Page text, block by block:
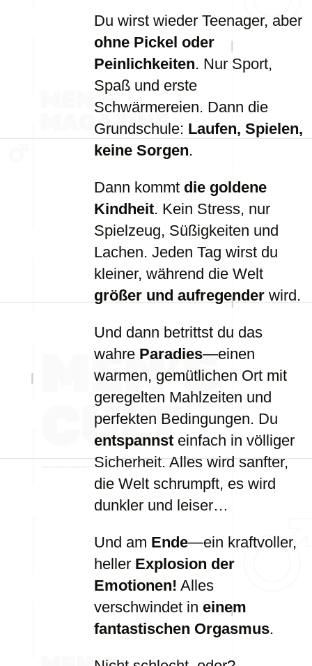
Du wirst wieder Teenager, aber
ohne Pickel oder
Peinlichkeiten. Nur Sport,
Spaß und erste
Schwärmereien. Dann die
Grundschule: Laufen, Spielen,
keine Sorgen.
Dann kommt die goldene
Kindheit. Kein Stress, nur
Spielzeug, Süßigkeiten und
Lachen. Jeden Tag wirst du
kleiner, während die Welt
größer und aufregender wird.
Und dann betrittst du das
wahre Paradies—einen
warmen, gemütlichen Ort mit
geregelten Mahlzeiten und
perfekten Bedingungen. Du
entspannst einfach in völliger
Sicherheit. Alles wird sanfter,
die Welt schrumpft, es wird
dunkler und leiser…
Und am Ende—ein kraftvoller,
heller Explosion der
Emotionen! Alles
verschwindet in einem
fantastischen Orgasmus.